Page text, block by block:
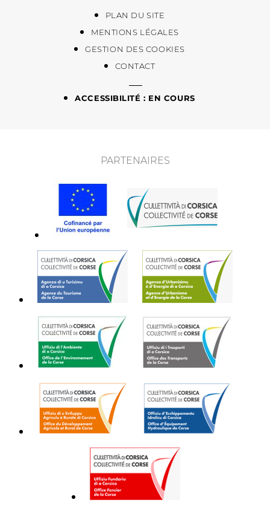
PLAN DU SITE
MENTIONS LÉGALES
GESTION DES COOKIES
CONTACT
ACCESSIBILITÉ : EN COURS
PARTENAIRES